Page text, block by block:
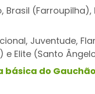
Brasil (Farroupilha),
Juventude,
e Elite (Santo
básica do Gauchão